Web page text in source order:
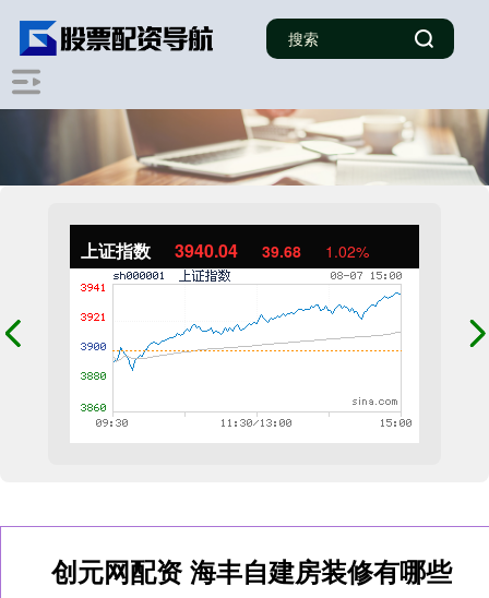
上证指数 3940.04 39.68 1.02%
创元网配资 海丰自建房装修有哪些